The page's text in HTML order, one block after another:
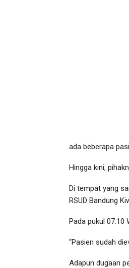
ada beberapa
Hingga kini,
Di tempat yang
RSUD Bandung
Pada pukul 07.10
“Pasien sudah
Adapun dugaan